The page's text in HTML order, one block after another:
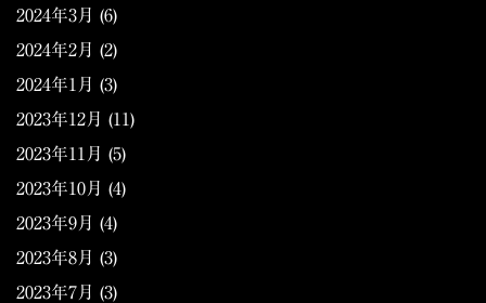
2024年3月 (6)
2024年2月 (2)
2024年1月 (3)
2023年12月 (11)
2023年11月 (5)
2023年10月 (4)
2023年9月 (4)
2023年8月 (3)
2023年7月 (3)